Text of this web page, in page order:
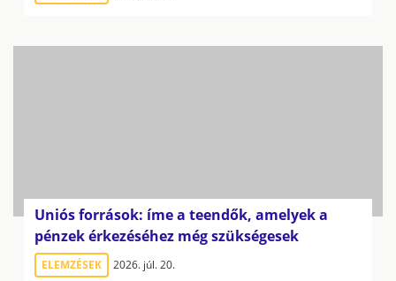
Uniós források: íme a teendők, amelyek a
pénzek érkezéséhez még szükségesek
ELEMZÉSEK 2026. júl. 20.